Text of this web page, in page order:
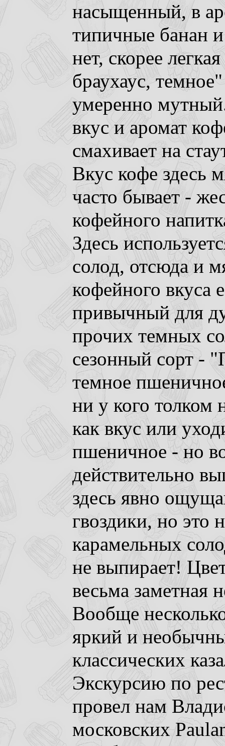
насыщенный, в
типичные банан
нет, скорее
браухаус,
умеренно
вкус и аромат
смахивает на
Вкус кофе здесь
часто бывает -
кофейного
Здесь
солод, отсюда и
кофейного вкуса
привычный для
прочих темных
сезонный сорт -
темное
ни у кого толком
как вкус или
пшеничное - но
действительно
здесь явно
гвоздики, но это
карамельных
не выпирает!
весьма заметная
Вообще
яркий и
классических
Экскурсию по
провел нам
московских